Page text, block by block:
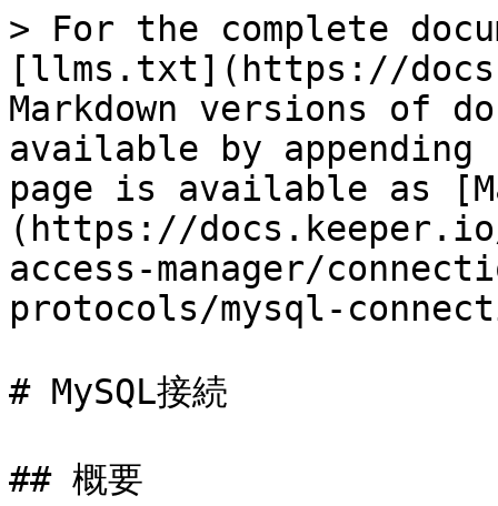
> For the complete
[llms.txt](https://
Markdown versions of
available by
page is available as
(https://
access-manager/
protocols/mysql-
# MySQL接続
## 概要